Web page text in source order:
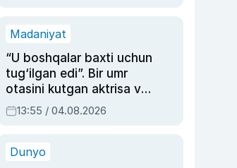
Madaniyat
“U boshqalar baxti uchun
tug‘ilgan edi”. Bir umr
otasini kutgan aktrisa va
dublyaj ustasi Rimma
Ahmedovaning
13:55 / 04.08.2026
Dunyo